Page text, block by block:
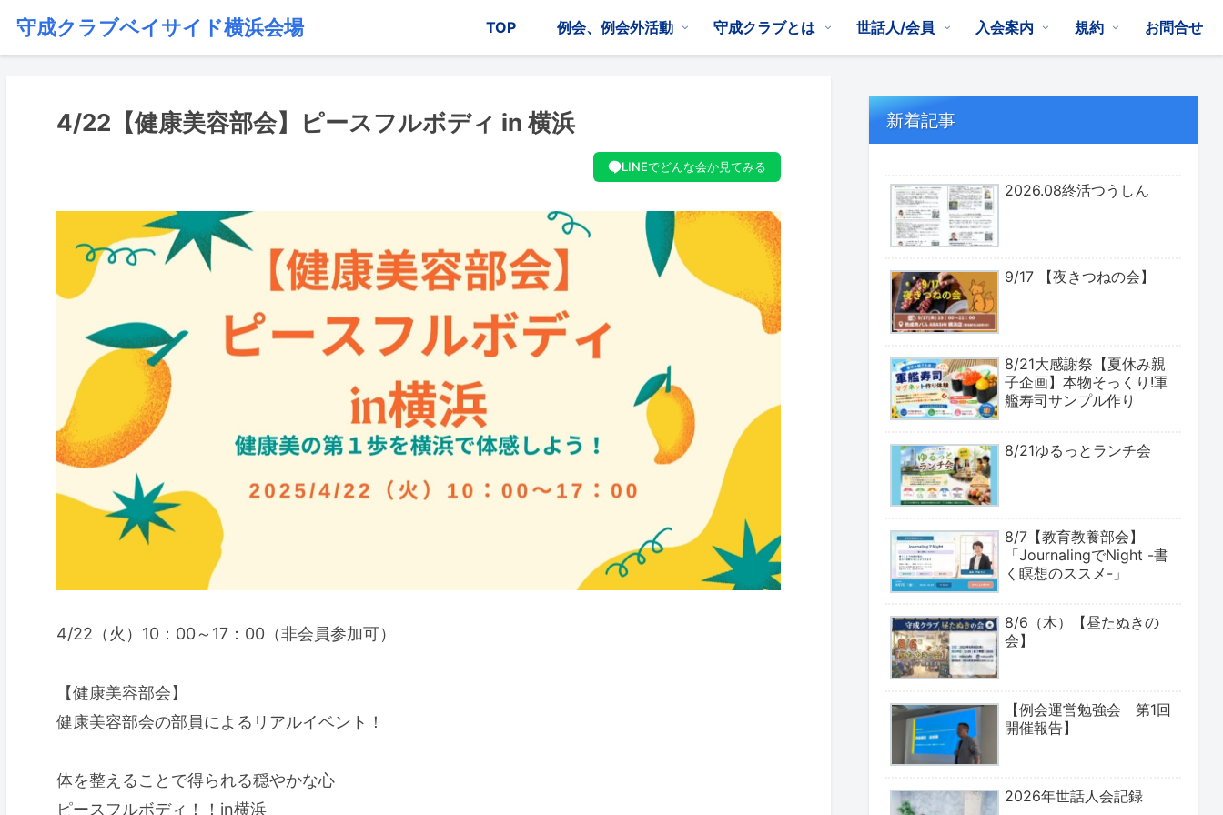
守成クラブベイサイド横浜会場 TOP 例会、例会外活動 守成クラブとは 世話人/会員 入会案内 規約 お問合せ
4/22【健康美容部会】ピースフルボディ in 横浜
LINEでどんな会か見てみる
4/22（火）10：00～17：00（非会員参加可）
【健康美容部会】
健康美容部会の部員によるリアルイベント！
体を整えることで得られる穏やかな心
ピースフルボディ！！in横浜
新着記事
2026.08終活つうしん
9/17 【夜きつねの会】
8/21大感謝祭【夏休み親
子企画】本物そっくり!軍
艦寿司サンプル作り
8/21ゆるっとランチ会
8/7【教育教養部会】
「JournalingでNight -書
く瞑想のススメ-」
8/6（木）【昼たぬきの
会】
【例会運営勉強会 第1回
開催報告】
2026年世話人会記録